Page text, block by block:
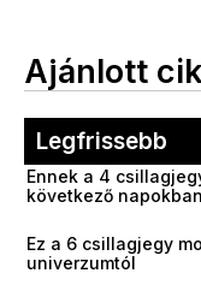
Ajánlott
Legfrissebb
Ennek a 4
következő napokban
Ez a 6 csillagjegy
univerzumtól